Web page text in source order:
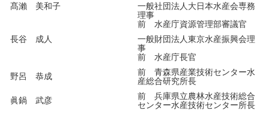
髙瀨 美和子
一般社団法人大日本水産会専務
理事
前 水産庁資源管理部審議官
長谷 成人
一般財団法人東京水産振興会理
事
前 水産庁長官
野呂 恭成
前 青森県産業技術センター水
産総合研究所長
眞鍋 武彦
前 兵庫県立農林水産技術総合
センター水産技術センター所長